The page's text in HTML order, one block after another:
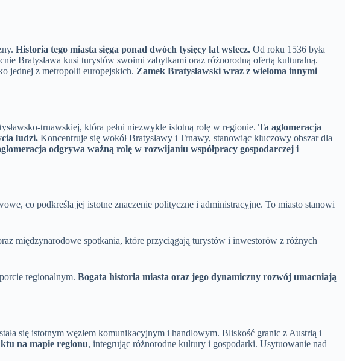
Historia tego miasta sięga ponad dwóch tysięcy lat wstecz. Od roku 1536 była
Bratysława kusi turystów swoimi zabytkami oraz różnorodną ofertą kulturalną.
jednej z metropolii europejskich. Zamek Bratysławski wraz z wieloma innymi
trnawskiej, która pełni niezwykle istotną rolę w regionie. Ta aglomeracja
ludzi. Koncentruje się wokół Bratysławy i Trnawy, stanowiąc kluczowy obszar dla
odgrywa ważną rolę w rozwijaniu współpracy gospodarczej i
co podkreśla jej istotne znaczenie polityczne i administracyjne. To miasto stanowi
międzynarodowe spotkania, które przyciągają turystów i inwestorów z różnych
regionalnym. Bogata historia miasta oraz jego dynamiczny rozwój umacniają
się istotnym węzłem komunikacyjnym i handlowym. Bliskość granic z Austrią i
na mapie regionu, integrując różnorodne kultury i gospodarki. Usytuowanie nad